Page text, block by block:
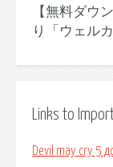
【無料ダウ
り「ウェル
Links to
Devil may cry 5